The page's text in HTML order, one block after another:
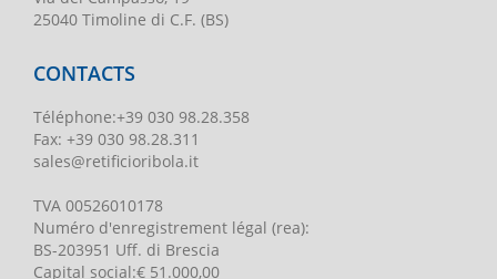
25040 Timoline di C.F. (BS)
CONTACTS
Téléphone:+39 030 98.28.358
Fax: +39 030 98.28.311
sales@retificioribola.it
TVA 00526010178
Numéro d'enregistrement légal (rea):
BS-203951 Uff. di Brescia
Capital social:€ 51.000,00